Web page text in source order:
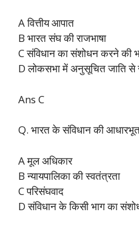
A वित्तीय आपात
B भारत संघ की राजभाषा
C संविधान का संशोधन करने की
D लोकसभा में अनुसूचित जाति से
Ans C
Q. भारत के संविधान की
A मूल अधिकार
B न्यायपालिका की स्वतंत्रता
C परिसंघवाद
D संविधान के किसी भाग का